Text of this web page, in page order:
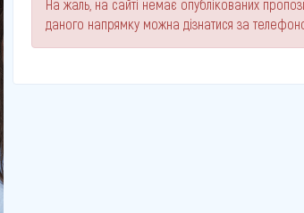
На жаль, на сайті немає опублікованих
даного напрямку можна дізнатися за